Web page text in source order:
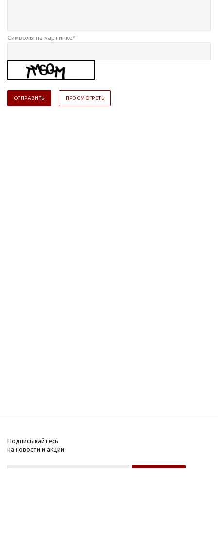
Символы на картинке*
Подписывайтесь
на новости и акции